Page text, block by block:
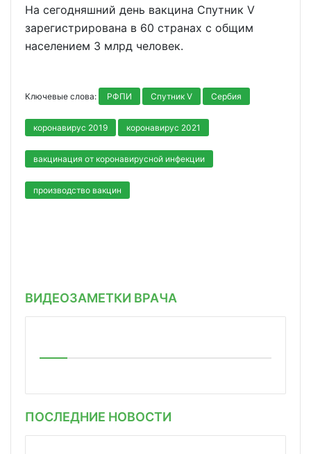
На сегодняшний день вакцина Спутник V
зарегистрирована в 60 странах с общим
населением 3 млрд человек.
Ключевые слова: РФПИ Спутник V Сербия
коронавирус 2019 коронавирус 2021
вакцинация от коронавирусной инфекции
производство вакцин
ВИДЕОЗАМЕТКИ ВРАЧА
ПОСЛЕДНИЕ НОВОСТИ